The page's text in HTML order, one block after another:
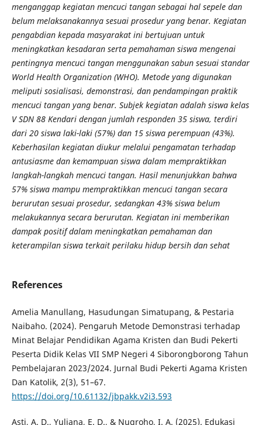
menganggap kegiatan mencuci tangan sebagai hal sepele dan
belum melaksanakannya sesuai prosedur yang benar. Kegiatan
pengabdian kepada masyarakat ini bertujuan untuk
meningkatkan kesadaran serta pemahaman siswa mengenai
pentingnya mencuci tangan menggunakan sabun sesuai standar
World Health Organization (WHO). Metode yang digunakan
meliputi sosialisasi, demonstrasi, dan pendampingan praktik
mencuci tangan yang benar. Subjek kegiatan adalah siswa kelas
V SDN 88 Kendari dengan jumlah responden 35 siswa, terdiri
dari 20 siswa laki-laki (57%) dan 15 siswa perempuan (43%).
Keberhasilan kegiatan diukur melalui pengamatan terhadap
antusiasme dan kemampuan siswa dalam mempraktikkan
langkah-langkah mencuci tangan. Hasil menunjukkan bahwa
57% siswa mampu mempraktikkan mencuci tangan secara
berurutan sesuai prosedur, sedangkan 43% siswa belum
melakukannya secara berurutan. Kegiatan ini memberikan
dampak positif dalam meningkatkan pemahaman dan
keterampilan siswa terkait perilaku hidup bersih dan sehat
References
Amelia Manullang, Hasudungan Simatupang, & Pestaria
Naibaho. (2024). Pengaruh Metode Demonstrasi terhadap
Minat Belajar Pendidikan Agama Kristen dan Budi Pekerti
Peserta Didik Kelas VII SMP Negeri 4 Siborongborong Tahun
Pembelajaran 2023/2024. Jurnal Budi Pekerti Agama Kristen
Dan Katolik, 2(3), 51–67.
https://doi.org/10.61132/jbpakk.v2i3.593
Asti, A. D., Yuliana, E. D., & Nugroho, I. A. (2025). Edukasi